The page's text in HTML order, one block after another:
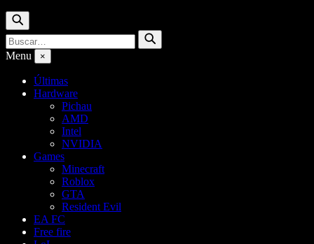
Buscar
Buscar
por:
Buscar
Menu ×
Últimas
Hardware
Pichau
AMD
Intel
NVIDIA
Games
Minecraft
Roblox
GTA
Resident Evil
EA FC
Free fire